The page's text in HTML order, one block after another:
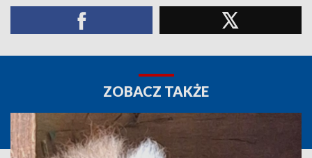
ZOBACZ TAKŻE